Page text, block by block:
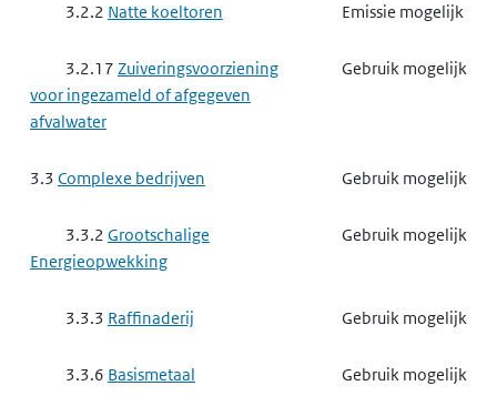
3.2.2 Natte koeltoren Emissie mogelijk
3.2.17 Zuiveringsvoorziening
voor ingezameld of afgegeven
afvalwater
Gebruik mogelijk
3.3 Complexe bedrijven Gebruik mogelijk
3.3.2 Grootschalige
Energieopwekking
Gebruik mogelijk
3.3.3 Raffinaderij Gebruik mogelijk
3.3.6 Basismetaal Gebruik mogelijk